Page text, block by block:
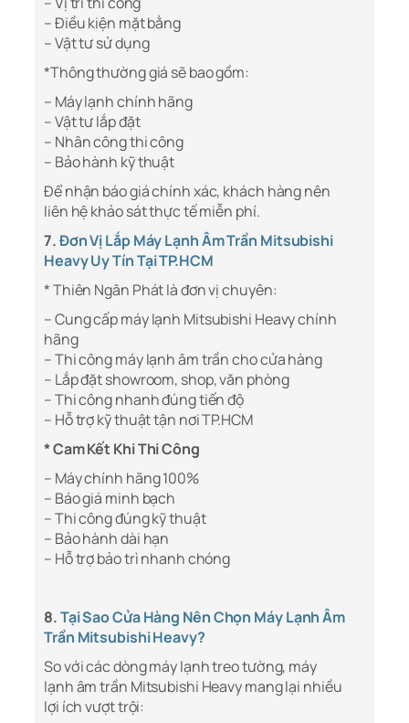
– Điều kiện mặt bằng
– Vật tư sử dụng
*Thông thường giá sẽ bao gồm:
– Máy lạnh chính hãng
– Vật tư lắp đặt
– Nhân công thi công
– Bảo hành kỹ thuật
Để nhận báo giá chính xác, khách hàng nên
liên hệ khảo sát thực tế miễn phí.
7.Đơn Vị Lắp Máy Lạnh Âm Trần Mitsubishi
Heavy Uy Tín Tại TP.HCM
* Thiên Ngân Phát là đơn vị chuyên:
– Cung cấp máy lạnh Mitsubishi Heavy chính
hãng
– Thi công máy lạnh âm trần cho cửa hàng
– Lắp đặt showroom, shop, văn phòng
– Thi công nhanh đúng tiến độ
– Hỗ trợ kỹ thuật tận nơi TP.HCM
* Cam Kết Khi Thi Công
– Máy chính hãng 100%
– Báo giá minh bạch
– Thi công đúng kỹ thuật
– Bảo hành dài hạn
– Hỗ trợ bảo trì nhanh chóng
8.Tại Sao Cửa Hàng Nên Chọn Máy Lạnh Âm
Trần Mitsubishi Heavy?
So với các dòng máy lạnh treo tường, máy
lạnh âm trần Mitsubishi Heavy mang lại nhiều
lợi ích vượt trội: